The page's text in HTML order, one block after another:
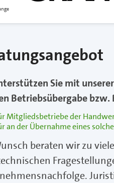
Sie mit
Betriebsübergabe
Mitgliedsbetriebe der
an der Übernahme eines
beraten wir zu